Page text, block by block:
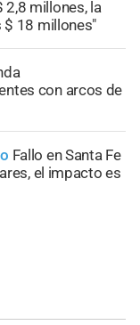
2,8 millones, la
$ 18 millones"
con arcos de
Fallo en Santa Fe
el impacto es